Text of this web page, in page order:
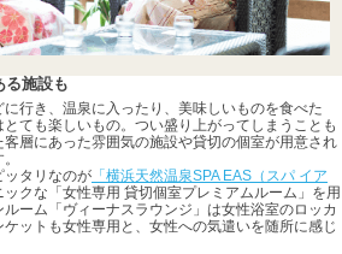
る施設も
行き、温泉に入ったり、美味しいものを食べた
ても楽しいもの。つい盛り上がってしまうことも
層にあった雰囲気の施設や貸切の個室が用意され
ッタリなのが 「横浜天然温泉SPA EAS（スパ イア
クな「女性専用 貸切個室プレミアムルーム」を用
ーム「ヴィーナスラウンジ」は女性浴室のロッカ
ットも女性専用と、女性への気遣いを随所に感じ